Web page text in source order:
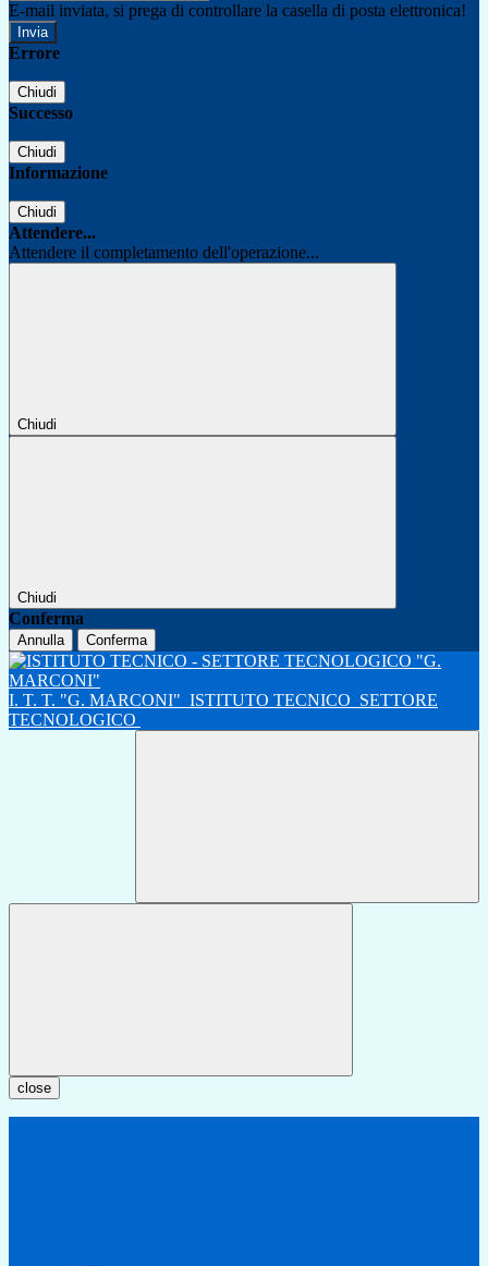
E-mail inviata, si prega di controllare la casella di posta elettronica!
Errore
Chiudi
Successo
Chiudi
Informazione
Chiudi
Attendere...
Attendere il completamento dell'operazione...
Chiudi
Chiudi
Conferma
Annulla Conferma
I. T. T. "G. MARCONI" ISTITUTO TECNICO SETTORE
TECNOLOGICO
close